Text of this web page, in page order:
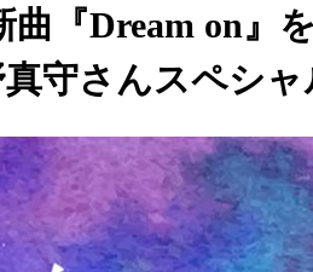
曲『Dream on』
守さんスペシ